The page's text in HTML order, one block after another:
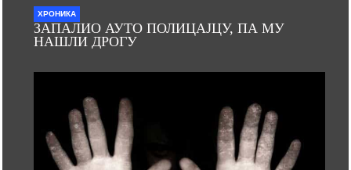
ХРОНИКА
ЗАПАЛИО АУТО ПОЛИЦАЈЦУ, ПА МУ
НАШЛИ ДРОГУ